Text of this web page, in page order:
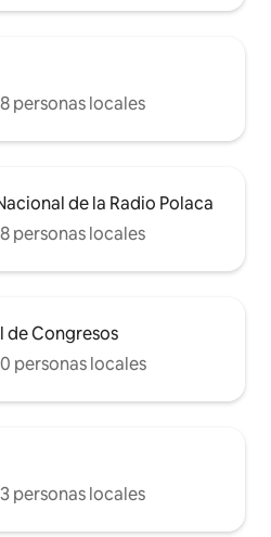
personas locales
de la Radio Polaca
personas locales
Congresos
personas locales
personas locales